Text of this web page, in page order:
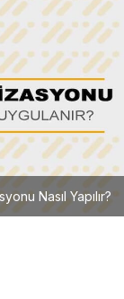
Nasıl Yapılır?